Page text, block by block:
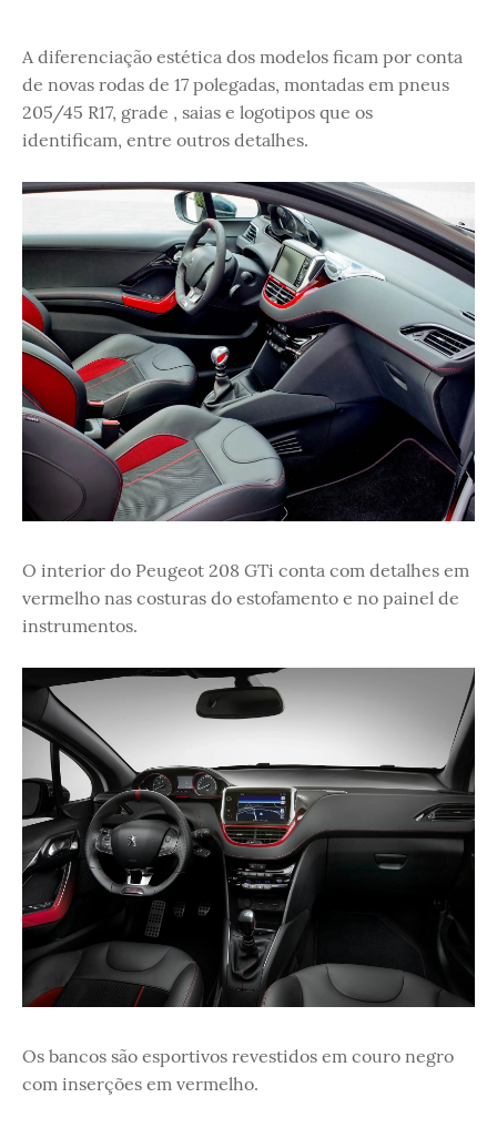
A diferenciação estética dos modelos ficam por conta
de novas rodas de 17 polegadas, montadas em pneus
205/45 R17, grade , saias e logotipos que os
identificam, entre outros detalhes.
O interior do Peugeot 208 GTi conta com detalhes em
vermelho nas costuras do estofamento e no painel de
instrumentos.
Os bancos são esportivos revestidos em couro negro
com inserções em vermelho.